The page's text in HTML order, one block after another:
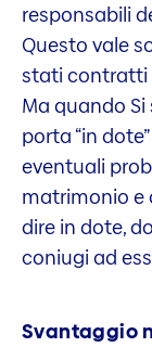
responsabili
Questo vale
stati contratti
Ma quando
porta “in
eventuali
matrimonio e
dire in dote,
coniugi ad
Svantaggio